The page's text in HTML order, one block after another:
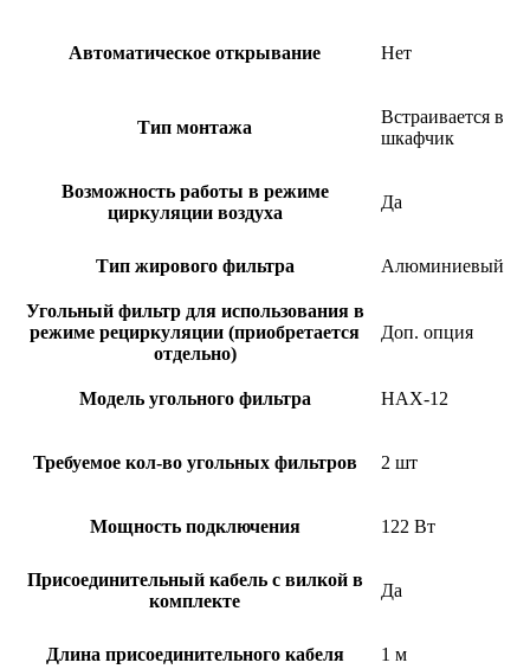
Автоматическое открывание Нет
Тип монтажа
Встраивается в
шкафчик
Возможность работы в режиме
циркуляции воздуха
Да
Тип жирового фильтра Алюминиевый
Угольный фильтр для использования в
режиме рециркуляции (приобретается
отдельно)
Доп. опция
Модель угольного фильтра HAX-12
Требуемое кол-во угольных фильтров 2 шт
Мощность подключения 122 Вт
Присоединительный кабель с вилкой в
комплекте
Да
Длина присоединительного кабеля 1 м